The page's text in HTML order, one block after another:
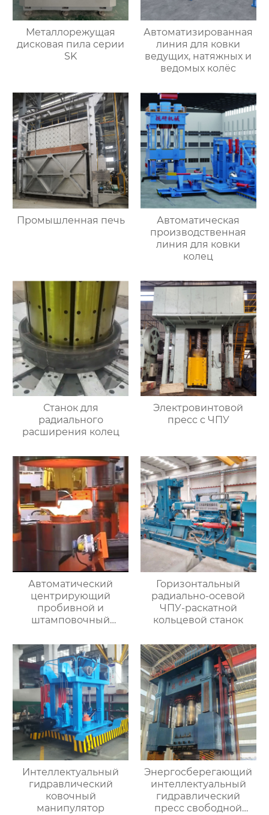
Металлорежущая
дисковая пила серии
SK
Автоматизированная
линия для ковки
ведущих, натяжных и
ведомых колёс
Промышленная печь
Автоматическая
производственная
линия для ковки
колец
Станок для
радиального
расширения колец
Электровинтовой
пресс с ЧПУ
Автоматический
центрирующий
пробивной и
штамповочный
пресс
Горизонтальный
радиально-осевой
ЧПУ-раскатной
кольцевой станок
Интеллектуальный
гидравлический
ковочный
манипулятор
Энергосберегающий
интеллектуальный
гидравлический
пресс свободной